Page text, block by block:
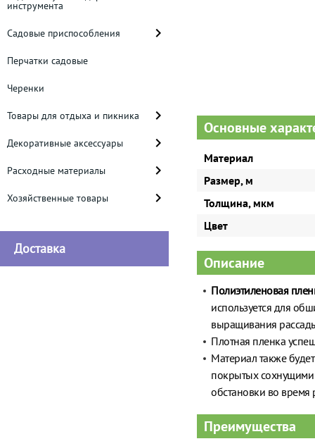
инструмента
Садовые приспособления
Перчатки садовые
Черенки
Товары для отдыха и пикника
Декоративные аксессуары
Расходные материалы
Хозяйственные товары
Доставка
Основные
Материал
Размер, м
Толщина, мкм
Цвет
Описание
Полиэтиленовая
используется для
выращивания
Плотная пленка
Материал также
покрытых сохнущими
обстановки во
Преимущества